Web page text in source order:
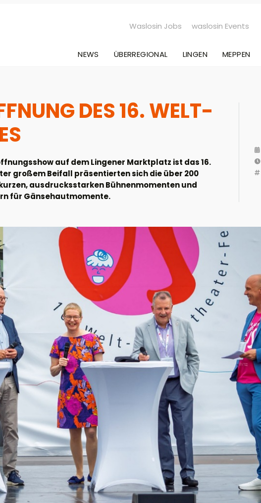
Waslosin Jobs waslosin Events
NEWS ÜBERREGIONAL LINGEN MEPPEN
DES 16. WELT-
auf dem Lingener Marktplatz ist das 16.
großem Beifall präsentierten sich die über 200
ausdrucksstarken Bühnenmomenten und
für Gänsehautmomente.